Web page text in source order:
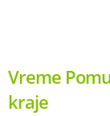
Vreme
kraje